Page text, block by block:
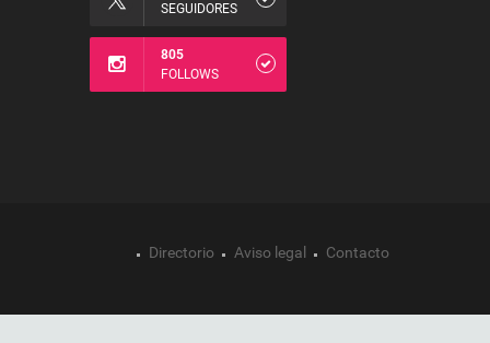
SEGUIDORES
805
FOLLOWS
Directorio Aviso legal Contacto